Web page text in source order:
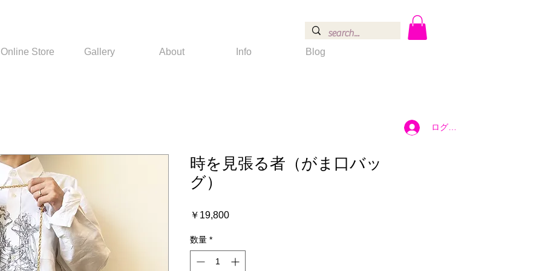
Online Store Gallery About Info Blog
ログイン
時を見張る者（がま口バッ
グ）
￥19,800価
数量 *